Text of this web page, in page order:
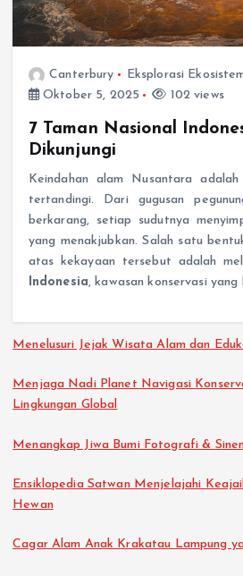
Canterbury
Eksplorasi
Oktober 5, 2025
102 views
7 Taman Nasional
Dikunjungi
Keindahan alam Nusantara
tertandingi. Dari gugusan
berkarang, setiap sudutnya
yang menakjubkan. Salah satu
atas kekayaan tersebut adalah
Indonesia, kawasan konservasi yang
Menelusuri Jejak Wisata Alam dan
Menjaga Nadi Planet Navigasi
Lingkungan Global
Menangkap Jiwa Bumi Fotografi &
Ensiklopedia Satwan Menjelajahi
Hewan
Cagar Alam Anak Krakatau Lampung